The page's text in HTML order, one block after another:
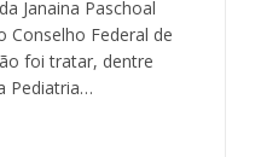
Janaina Paschoal
Conselho Federal de
foi tratar, dentre
Pediatria…